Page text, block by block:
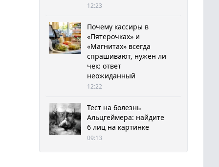
12:23
Почему кассиры в
«Пятерочках» и
«Магнитах» всегда
спрашивают, нужен ли
чек: ответ
неожиданный
12:22
Тест на болезнь
Альцгеймера: найдите
6 лиц на картинке
09:13